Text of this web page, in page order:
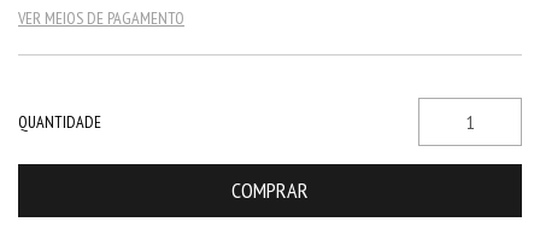
VER MEIOS DE PAGAMENTO
QUANTIDADE